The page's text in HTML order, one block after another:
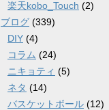
楽天kobo_Touch (2)
ブログ (339)
DIY (4)
コラム (24)
ニキョティ (5)
ネタ (14)
バスケットボール (12)